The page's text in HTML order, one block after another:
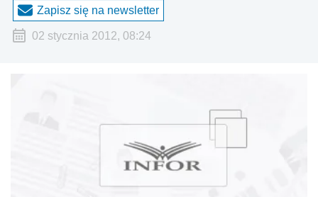
Zapisz się na newsletter
02 stycznia 2012, 08:24